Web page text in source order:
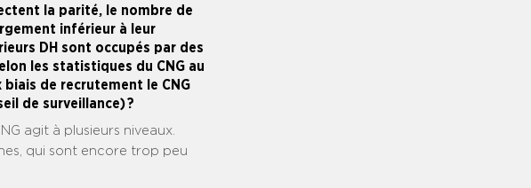
la parité, le nombre de
inférieur à leur
DH sont occupés par des
les statistiques du CNG au
de recrutement le CNG
de surveillance) ?
agit à plusieurs niveaux.
qui sont encore trop peu